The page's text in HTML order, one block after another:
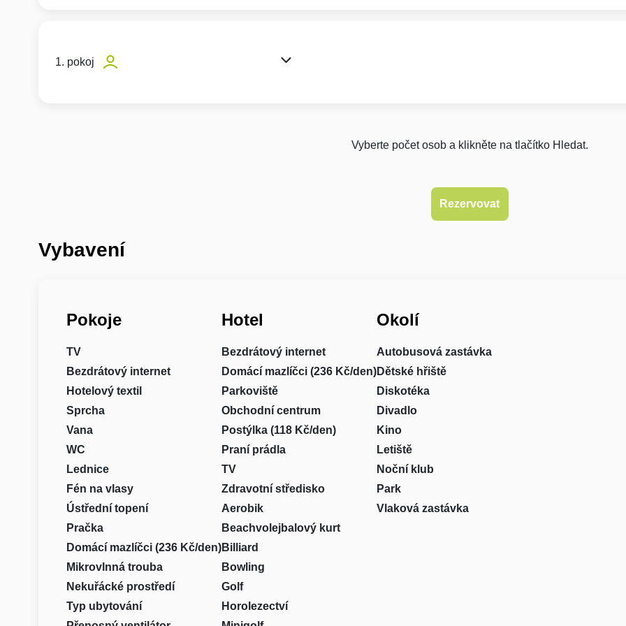
1. pokoj
Vyberte počet osob a klikněte na tlačítko Hledat.
Vybavení
Pokoje
TV
Bezdrátový internet
Hotelový textil
Sprcha
Vana
WC
Lednice
Fén na vlasy
Ústřední topení
Pračka
Domácí mazlíčci (236 Kč/den)
Mikrovlnná trouba
Nekuřácké prostředí
Typ ubytování
Hotel
Bezdrátový internet
Domácí mazlíčci (236 Kč/den)
Parkoviště
Obchodní centrum
Postýlka (118 Kč/den)
Praní prádla
TV
Zdravotní středisko
Aerobik
Beachvolejbalový kurt
Billiard
Bowling
Golf
Horolezectví
Okolí
Autobusová zastávka
Dětské hřiště
Diskotéka
Divadlo
Kino
Letiště
Noční klub
Park
Vlaková zastávka